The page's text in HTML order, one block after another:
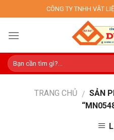
to
content
CÔNG TY TNHH VẬT
TRANG CHỦ / SẢN